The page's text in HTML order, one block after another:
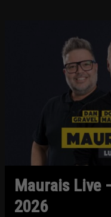
Maurais Live
2026